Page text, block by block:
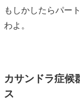
もしかしたらパー
わよ。
カサンドラ症候
ス